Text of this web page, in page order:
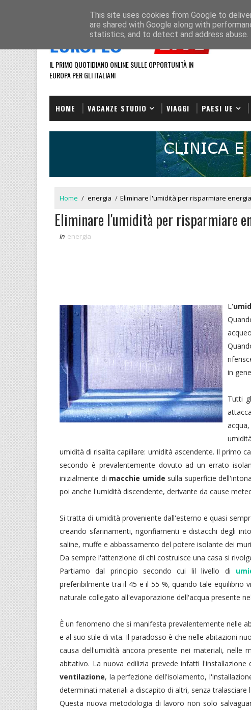
REDAZIONE
IL PRIMO QUOTIDIANO ONLINE SULLE OPPORTUNITÀ IN
EUROPA PER GLI ITALIANI
HOME VACANZE STUDIO VIAGGI PAESI UE
Home / energia / Eliminare l'umidità per risparmiare energia
Eliminare l'umidità per risparmiare
in energia
L'
in
Tutti
umidità di risalita capillare: umidità ascendente. Il primo
secondo è prevalentemente dovuto ad un errato
inizialmente di macchie umide sulla superficie
poi anche l'umidità discendente, derivante da cause
Si tratta di umidità proveniente dall'esterno e quasi
creando sfarinamenti, rigonfiamenti e distacchi degli
saline, muffe e abbassamento del potere isolante dei
Da sempre l'attenzione di chi costruisce una casa si
Partiamo dal principio secondo cui lil livello di
preferibilmente tra il 45 e il 55 %, quando tale equilibrio
naturale collegato all'evaporazione dell'acqua presente
È un fenomeno che si manifesta prevalentemente nelle
e al suo stile di vita. Il paradosso è che nelle abitazioni
causa dell'umidità ancora presente nei materiali, nelle
abitativo. La nuova edilizia prevede infatti l'installazione
ventilazione, la perfezione dell'isolamento,
determinati materiali a discapito di altri, senza tralasciare
Questa nuova metodologia di lavoro non solo
This site uses cookies from Google to
are shared with Google along with
statistics, and to detect and address abuse.